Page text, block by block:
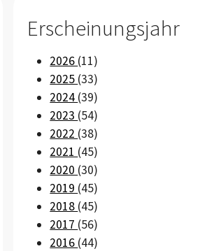
Erscheinungsjahr
2026 (11)
2025 (33)
2024 (39)
2023 (54)
2022 (38)
2021 (45)
2020 (30)
2019 (45)
2018 (45)
2017 (56)
2016 (44)